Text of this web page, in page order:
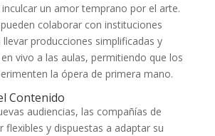
un amor temprano por el arte.
colaborar con instituciones
llevar producciones simplificadas y
vivo a las aulas, permitiendo que los
la ópera de primera mano.
Contenido
audiencias, las compañías de
flexibles y dispuestas a adaptar su